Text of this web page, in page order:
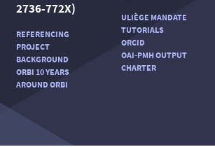
2736-772X)
REFERENCING
PROJECT
BACKGROUND
ORBI 10 YEARS
AROUND ORBI
ULIÈGE MANDATE
TUTORIALS
ORCID
OAI-PMH OUTPUT
CHARTER